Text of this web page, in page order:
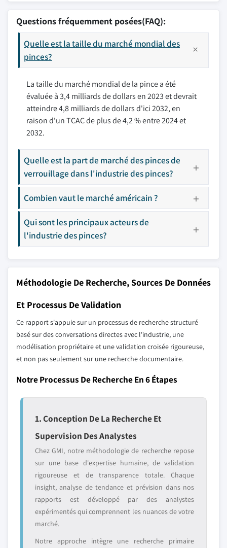
Questions fréquemment posées(FAQ):
Quelle est la taille du marché mondial des
pinces?
La taille du marché mondial de la pince a été
évaluée à 3,4 milliards de dollars en 2023 et devrait
atteindre 4,8 milliards de dollars d'ici 2032, en
raison d'un TCAC de plus de 4,2 % entre 2024 et
2032.
Quelle est la part de marché des pinces de
verrouillage dans l'industrie des pinces?
Combien vaut le marché américain ?
Qui sont les principaux acteurs de
l'industrie des pinces?
Méthodologie De Recherche, Sources De Données
Et Processus De Validation
Ce rapport s'appuie sur un processus de recherche structuré
basé sur des conversations directes avec l'industrie, une
modélisation propriétaire et une validation croisée rigoureuse,
et non pas seulement sur une recherche documentaire.
Notre Processus De Recherche En 6 Étapes
1. Conception De La Recherche Et
Supervision Des Analystes
Chez GMI, notre méthodologie de recherche repose
sur une base d'expertise humaine, de validation
rigoureuse et de transparence totale. Chaque
insight, analyse de tendance et prévision dans nos
rapports est développé par des analystes
expérimentés qui comprennent les nuances de votre
marché.
Notre approche intègre une recherche primaire